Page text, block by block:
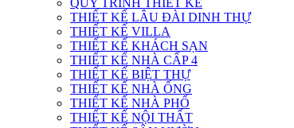
QUY TRÌNH THIẾT KẾ
THIẾT KẾ LÂU ĐÀI DINH THỰ
THIẾT KẾ VILLA
THIẾT KẾ KHÁCH SẠN
THIẾT KẾ NHÀ CẤP 4
THIẾT KẾ BIỆT THỰ
THIẾT KẾ NHÀ ỐNG
THIẾT KẾ NHÀ PHỐ
THIẾT KẾ NỘI THẤT